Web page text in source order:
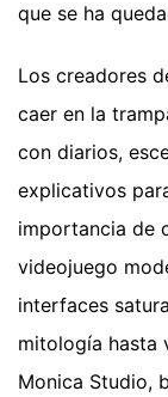
que se ha
Los creadores
caer en la
con diarios,
explicativos
importancia de
videojuego
interfaces
mitología hasta
Monica Studio,